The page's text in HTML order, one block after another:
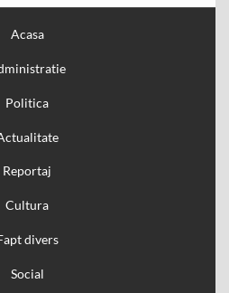
Acasa
Politica
Reportaj
Cultura
divers
Social